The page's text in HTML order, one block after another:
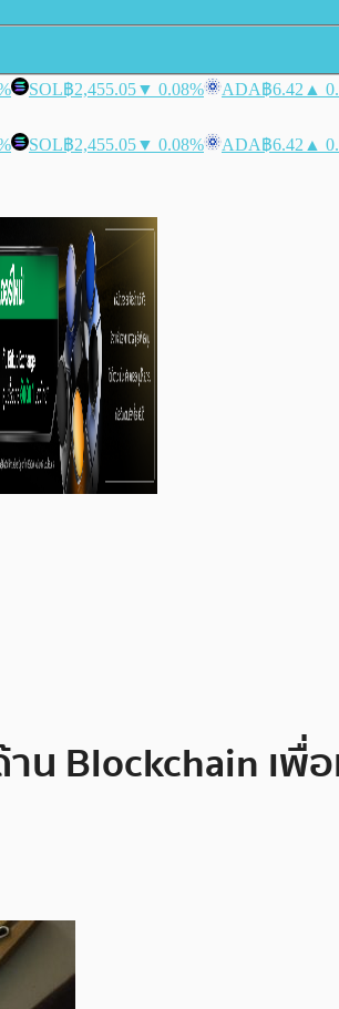
SOL฿2,455.05▼ 0.08% ADA฿6.42 ▲
SOL฿2,455.05▼ 0.08% ADA฿6.42 ▲
Blockchain เพื่